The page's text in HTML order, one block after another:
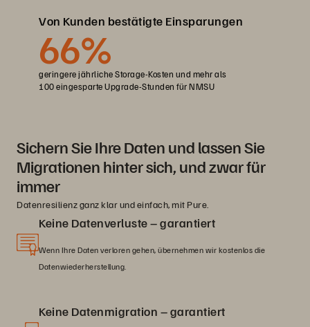
Von Kunden bestätigte Einsparungen
66%
geringere jährliche Storage-Kosten und mehr als
100 eingesparte Upgrade-Stunden für NMSU
Sichern Sie Ihre Daten und lassen Sie
Migrationen hinter sich, und zwar für
immer
Datenresilienz ganz klar und einfach, mit Pure.
Keine Datenverluste – garantiert
Wenn Ihre Daten verloren gehen, übernehmen wir kostenlos die
Datenwiederherstellung.
Keine Datenmigration – garantiert